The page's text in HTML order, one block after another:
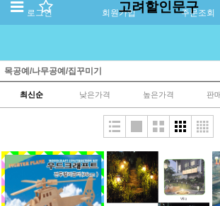
로그인 회원가입 주문조회
고려할인문구
목공예/나무공예/집꾸미기
최신순 낮은가격 높은가격 판